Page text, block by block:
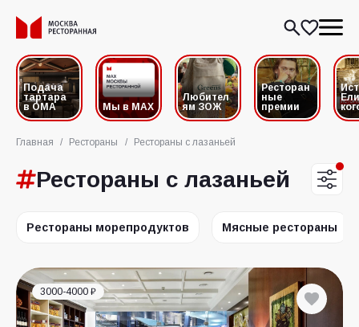
Подача
тартара
в ОМА
Мы в MAX
Любител
ям ЗОЖ
Ресторан
ные
премии
Главная / Рестораны / Рестораны с лазаньей
Рестораны с лазаньей
Рестораны морепродуктов Мясные рестораны
3000-4000 ₽